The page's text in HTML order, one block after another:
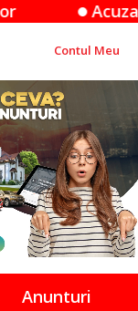
Acuzațiile
Contul Meu
Anunturi